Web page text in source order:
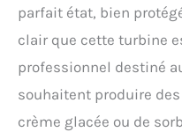
parfait état, bien
clair que cette turbine
professionnel destiné
souhaitent produire
crème glacée ou de